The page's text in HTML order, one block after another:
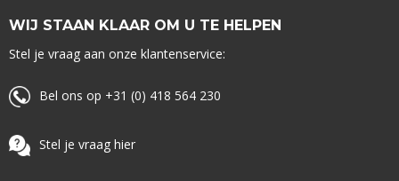
WIJ STAAN KLAAR OM U TE HELPEN
Stel je vraag aan onze klantenservice:
Bel ons op +31 (0) 418 564 230
Stel je vraag hier